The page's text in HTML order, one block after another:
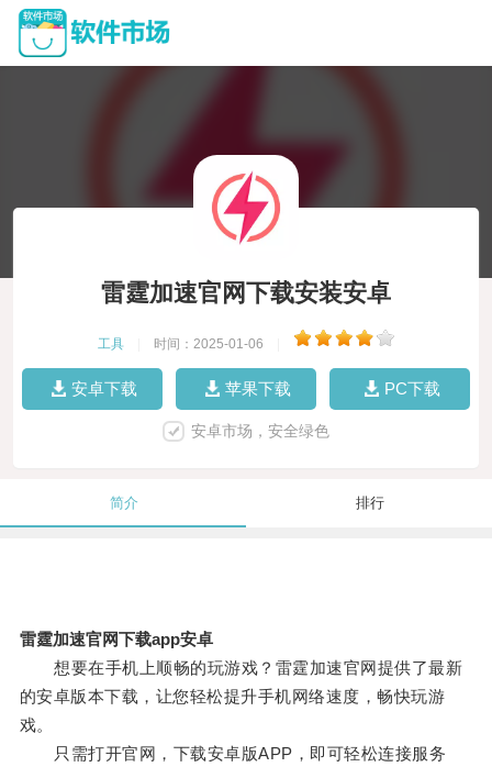
雷霆加速官网下载安装安卓
工具 时间：2025-01-06
安卓下载 苹果下载 PC下载
安卓市场，安全绿色
简介 排行
雷霆加速官网下载app安卓
想要在手机上顺畅的玩游戏？雷霆加速官网提供了最新
的安卓版本下载，让您轻松提升手机网络速度，畅快玩游
戏。
只需打开官网，下载安卓版APP，即可轻松连接服务